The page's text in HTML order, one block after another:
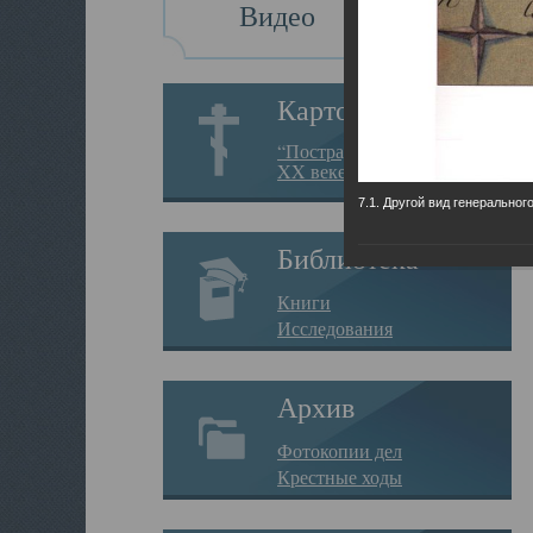
Видео
Картотека
“Пострадавшие за веру в
XX веке на Севере”
Библиотека
Книги
Исследования
Архив
Фотокопии дел
Крестные ходы
7.1. Другой вид